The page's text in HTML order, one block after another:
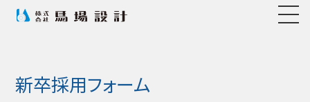
新卒採用フォーム